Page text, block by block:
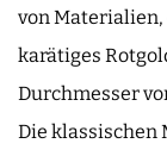
von Materialien,
karätiges
Durchmesser
Die klassischen